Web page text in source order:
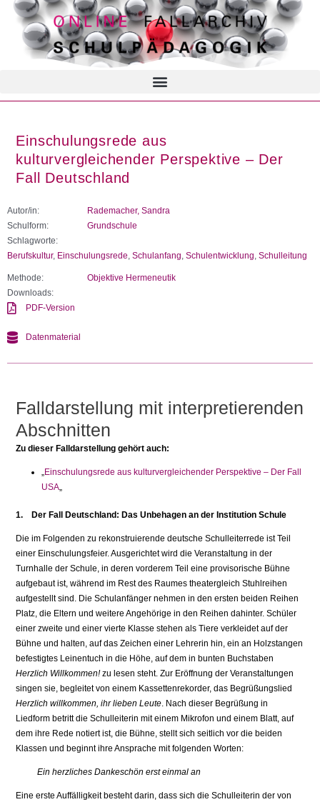
Einschulungsrede aus
kulturvergleichender Perspektive – Der
Fall Deutschland
Autor/in:
Rademacher, Sandra
Schulform:
Grundschule
Schlagworte:
Berufskultur, Einschulungsrede Schulanfang Schulentwicklung Schulleitung
Methode:
Objektive Hermeneutik
Downloads:
PDF-Version
Datenmaterial
Falldarstellung mit interpretierenden
Abschnitten
Zu dieser Falldarstellung gehört auch:
„Einschulungsrede aus kulturvergleichender Perspektive – Der Fall
USA„
1. Der Fall Deutschland: Das Unbehagen an der Institution Schule
Die im Folgenden zu rekonstruierende deutsche Schulleiterrede ist Teil
einer Einschulungsfeier. Ausgerichtet wird die Veranstaltung in der
Turnhalle der Schule, in deren vorderem Teil eine provisorische Bühne
aufgebaut ist, während im Rest des Raumes theatergleich Stuhlreihen
aufgestellt sind. Die Schulanfänger nehmen in den ersten beiden Reihen
Platz, die Eltern und weitere Angehörige in den Reihen dahinter. Schüler
einer zweite und einer vierte Klasse stehen als Tiere verkleidet auf der
Bühne und halten, auf das Zeichen einer Lehrerin hin, ein an Holzstangen
befestigtes Leinentuch in die Höhe, auf dem in bunten Buchstaben
Herzlich Willkommen!zu lesen steht. Zur Eröffnung der Veranstaltungen
singen sie, begleitet von einem Kassettenrekorder, das Begrüßungslied
Herzlich willkommen, ihr lieben Leute. Nach dieser Begrüßung in
Liedform betritt die Schulleiterin mit einem Mikrofon und einem Blatt, auf
dem ihre Rede notiert ist, die Bühne, stellt sich seitlich vor die beiden
Klassen und beginnt ihre Ansprache mit folgenden Worten:
Ein herzliches Dankeschön erst einmal an
Eine erste Auffälligkeit besteht darin, dass sich die Schulleiterin der von